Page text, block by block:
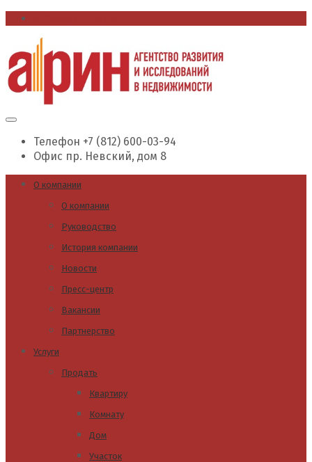
Телефон +7 (812) 600-03-94
Офис пр. Невский, дом 8
О компании
О компании
Руководство
История компании
Новости
Пресс-центр
Вакансии
Партнерство
Услуги
Продать
Квартиру
Комнату
Дом
Участок